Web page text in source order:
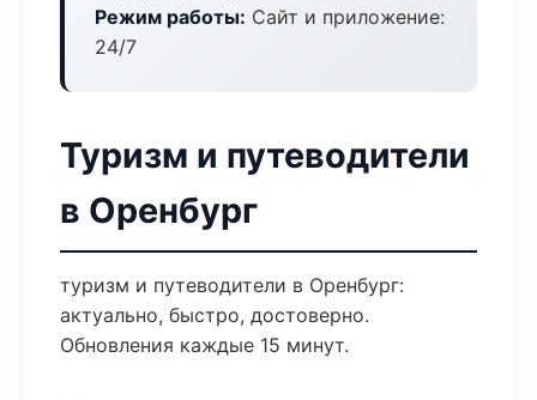
Режим работы: Сайт и приложение:
24/7
Туризм и путеводители
в Оренбург
туризм и путеводители в Оренбург:
актуально, быстро, достоверно.
Обновления каждые 15 минут.